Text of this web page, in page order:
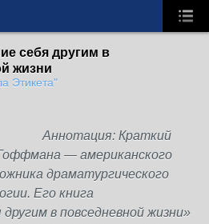
себя другим в
жизни
Этикета"
Аннотация: Краткий
— американского
драматургического
Его книга
в повседневной жизни»